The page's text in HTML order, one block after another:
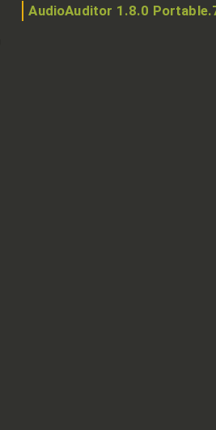
AudioAuditor 1.8.0